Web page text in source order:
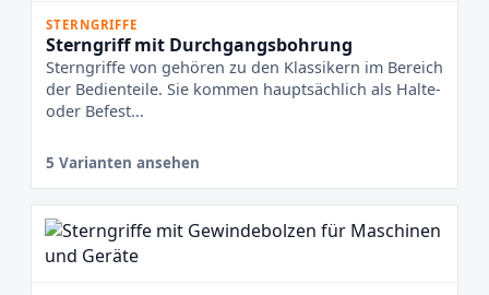
STERNGRIFFE
Sterngriff mit Durchgangsbohrung
Sterngriffe von gehören zu den Klassikern im Bereich
der Bedienteile. Sie kommen hauptsächlich als Halte-
oder Befest...
5 Varianten ansehen